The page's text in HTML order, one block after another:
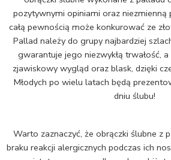
pozytywnymi opiniami oraz niezmienną
całą pewnością może konkurować ze
Pallad należy do grupy najbardziej
gwarantuje jego niezwykłą trwałość,
zjawiskowy wygląd oraz blask, dzięki
Młodych po wielu latach będą
dniu ślubu!
Warto zaznaczyć, że obrączki ślubne z
braku reakcji alergicznych podczas ich